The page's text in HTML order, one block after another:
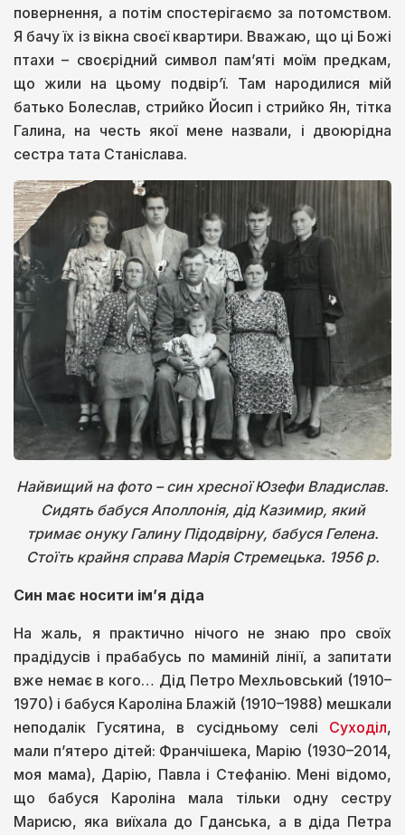
повернення, а потім спостерігаємо за потомством.
Я бачу їх із вікна своєї квартири. Вважаю, що ці Божі
птахи – своєрідний символ пам’яті моїм предкам,
що жили на цьому подвір’ї. Там народилися мій
батько Болеслав, стрийко Йосип і стрийко Ян, тітка
Галина, на честь якої мене назвали, і двоюрідна
сестра тата Станіслава.
Найвищий на фото – син хресної Юзефи Владислав.
Сидять бабуся Аполлонія, дід Казимир, який
тримає онуку Галину Підодвірну, бабуся Гелена.
Стоїть крайня справа Марія Стремецька. 1956 р.
Син має носити ім’я діда
На жаль, я практично нічого не знаю про своїх
прадідусів і прабабусь по маминій лінії, а запитати
вже немає в кого… Дід Петро Мехльовський (1910–
1970) і бабуся Кароліна Блажій (1910–1988) мешкали
неподалік Гусятина, в сусідньому селі Суходіл,
мали п’ятеро дітей: Франчішека, Марію (1930–2014,
моя мама), Дарію, Павла і Стефанію. Мені відомо,
що бабуся Кароліна мала тільки одну сестру
Марисю, яка виїхала до Гданська, а в діда Петра